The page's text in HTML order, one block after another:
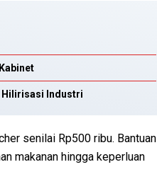
Hilirisasi Industri
senilai Rp500 ribu. Bantuan
makanan hingga keperluan